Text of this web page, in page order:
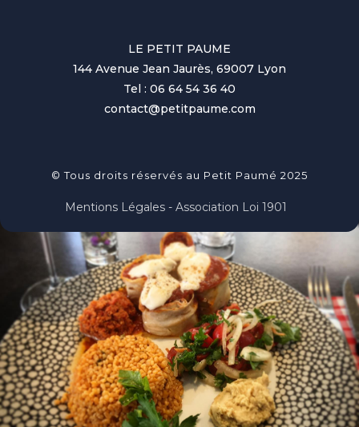
LE PETIT PAUME
144 Avenue Jean Jaurès, 69007 Lyon
Tel : 06 64 54 36 40
contact@petitpaume.com
© Tous droits réservés au Petit Paumé 2025
Mentions Légales - Association Loi 1901